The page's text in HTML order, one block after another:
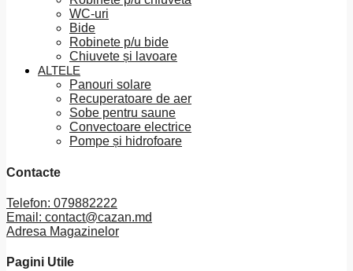
WC-uri
Bide
Robinete p/u bide
Chiuvete și lavoare
ALTELE
Panouri solare
Recuperatoare de aer
Sobe pentru saune
Convectoare electrice
Pompe și hidrofoare
Contacte
Telefon: 079882222
Email: contact@cazan.md
Adresa Magazinelor
Pagini Utile